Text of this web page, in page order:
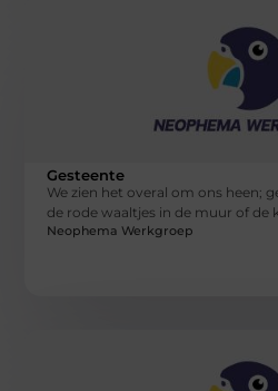
Gesteente
We zien het overal om ons heen;
de rode waaltjes in de muur of de
Neophema Werkgroep